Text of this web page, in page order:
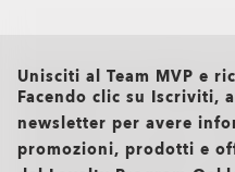
Unisciti al Team MVP e
Facendo clic su Iscriviti,
newsletter per avere
promozioni, prodotti e